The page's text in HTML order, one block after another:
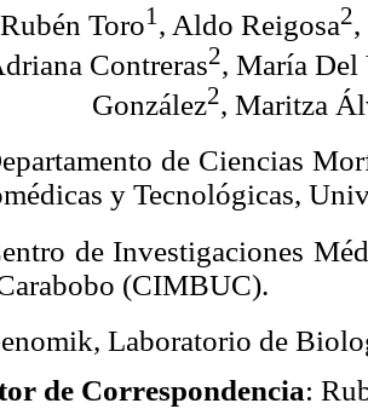
Rubén Toro1 , Aldo Reigosa2,
Contreras2, María
González2, Maritza
de Ciencias
y Tecnológicas,
de Investigaciones
(CIMBUC).
Laboratorio de
de Correspondencia: